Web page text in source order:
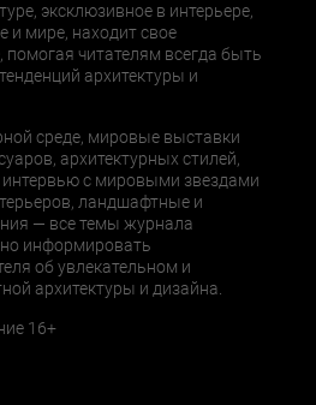
эксклюзивное в интерьере,
и мире, находит свое
читателям всегда быть
архитектуры и
среде, мировые выставки
архитектурных стилей,
интервью с мировыми звездами
ландшафтные и
— все темы журнала
информировать
об увлекательном и
архитектуры и дизайна.
16+